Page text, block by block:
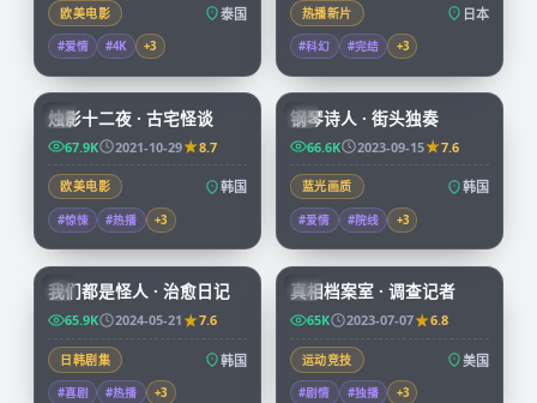
欧美电影 泰国
#爱情 #4K +3
热播新片 日本
#科幻 #完结 +3
KR
烛影十二夜 · 古宅怪谈
67.9K 2021-10-29 8.7
欧美电影 韩国
#惊悚 #热播 +3
KR
钢琴诗人 · 街头独奏
66.6K 2023-09-15 7.6
蓝光画质 韩国
#爱情 #院线 +3
KR
66:08
我们都是怪人 · 治愈日记
65.9K 2024-05-21 7.6
日韩剧集 韩国
#喜剧 #热播 +3
CN
50:05
真相档案室 · 调查记者
65K 2023-07-07 6.8
运动竞技 美国
#剧情 #独播 +3